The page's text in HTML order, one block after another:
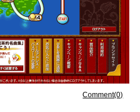
Comment(0)